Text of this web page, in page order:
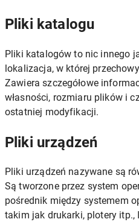
Pliki katalogu
Pliki katalogów to nic innego
lokalizacja, w której
Zawiera szczegółowe
własności, rozmiaru plików i
ostatniej modyfikacji.
Pliki urządzeń
Pliki urządzeń nazywane są
Są tworzone przez system
pośrednik między systemem
takim jak drukarki, plotery itp.,